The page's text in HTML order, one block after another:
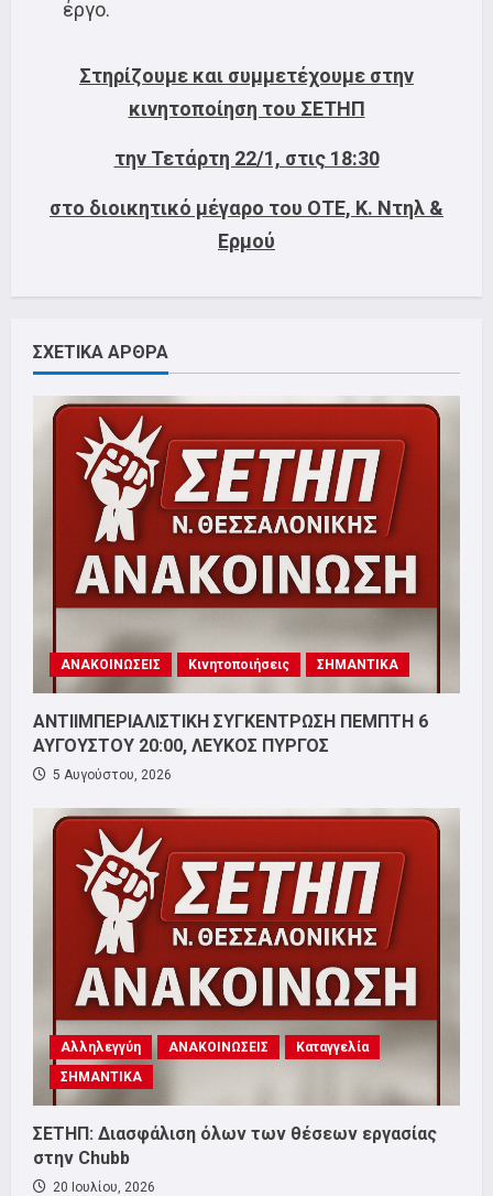
έργο.
Στηρίζουμε και συμμετέχουμε στην
κινητοποίηση του ΣΕΤΗΠ
την Τετάρτη 22/1, στις 18:30
στο διοικητικό μέγαρο του ΟΤΕ, Κ. Ντηλ &
Ερμού
ΣΧΕΤΙΚΑ ΑΡΘΡΑ
ΑΝΑΚΟΙΝΩΣΕΙΣ Κινητοποιήσεις ΣΗΜΑΝΤΙΚΑ
ΑΝΤΙΙΜΠΕΡΙΑΛΙΣΤΙΚΗ ΣΥΓΚΕΝΤΡΩΣΗ ΠΕΜΠΤΗ 6
ΑΥΓΟΥΣΤΟΥ 20:00, ΛΕΥΚΟΣ ΠΥΡΓΟΣ
5 Αυγούστου, 2026
Αλληλεγγύη ΑΝΑΚΟΙΝΩΣΕΙΣ
Καταγγελία
ΣΗΜΑΝΤΙΚΑ
ΣΕΤΗΠ: Διασφάλιση όλων των θέσεων εργασίας
στην Chubb
20 Ιουλίου, 2026